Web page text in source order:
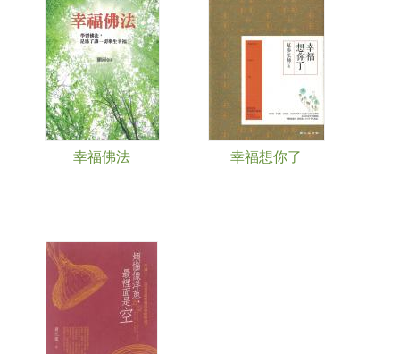
幸福佛法 幸福想你了